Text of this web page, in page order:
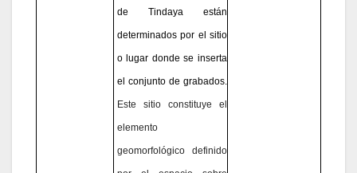
de Tindayaestán
determinados por el sitio
o lugar donde se inserta
el conjunto de grabados.
Este sitio constituye el
elemento
geomorfológico definido